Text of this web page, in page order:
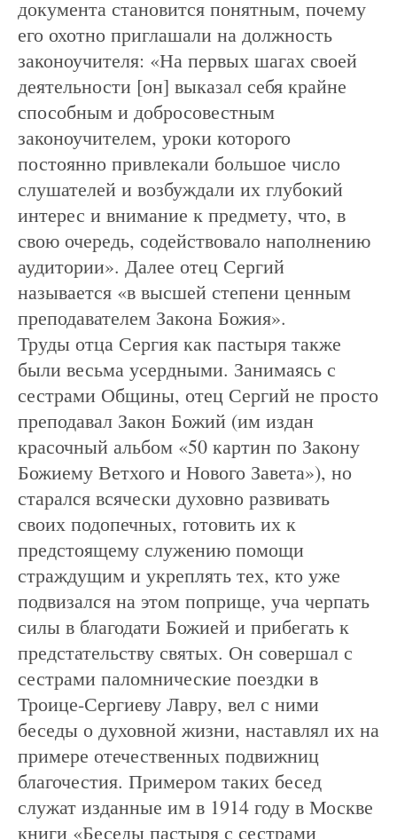
документа становится понятным, почему
его охотно приглашали на должность
законоучителя: «На первых шагах своей
деятельности [он] выказал себя крайне
способным и добросовестным
законоучителем, уроки которого
постоянно привлекали большое число
слушателей и возбуждали их глубокий
интерес и внимание к предмету, что, в
свою очередь, содействовало наполнению
аудитории». Далее отец Сергий
называется «в высшей степени ценным
преподавателем Закона Божия».
Труды отца Сергия как пастыря также
были весьма усердными. Занимаясь с
сестрами Общины, отец Сергий не просто
преподавал Закон Божий (им издан
красочный альбом «50 картин по Закону
Божиему Ветхого и Нового Завета»), но
старался всячески духовно развивать
своих подопечных, готовить их к
предстоящему служению помощи
страждущим и укреплять тех, кто уже
подвизался на этом поприще, уча черпать
силы в благодати Божией и прибегать к
предстательству святых. Он совершал с
сестрами паломнические поездки в
Троице-Сергиеву Лавру, вел с ними
беседы о духовной жизни, наставлял их на
примере отечественных подвижниц
благочестия. Примером таких бесед
служат изданные им в 1914 году в Москве
книги «Беседы пастыря с сестрами